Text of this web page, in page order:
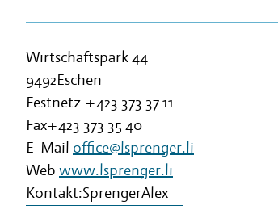
Wirtschaftspark 44
9492Eschen
Festnetz +423 373 37 11
Fax+423 373 35 40
E-Mail office@lsprenger.li
Web www.lsprenger.li
Kontakt:SprengerAlex